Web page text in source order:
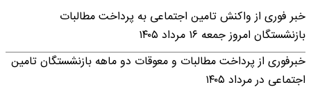
خبر فوری از واکنش تامین اجتماعی به پرداخت مطالبات
بازنشستگان امروز جمعه ۱۶ مرداد ۱۴۰۵
خبرفوری از پرداخت مطالبات و معوقات دو ماهه بازنشستگان تامین
اجتماعی در مرداد ۱۴۰۵